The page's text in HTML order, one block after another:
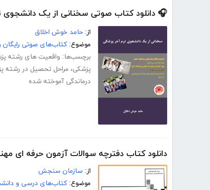
🎧 دانلود کتاب صوتی سخنانی از یک دانشجوی
از: حامد خوش اخلاق
موضوع: کتاب‌های صوتی
برچسب‌ها: واقعیت های رشته
پزشکی، مراحل تحصیل در رشته
درماندگی آموخته شده
دانلود کتاب دفترچه سوالات آزمون حرفه ای
از: سازمان سنجش
موضوع: کتاب‌های درسی و